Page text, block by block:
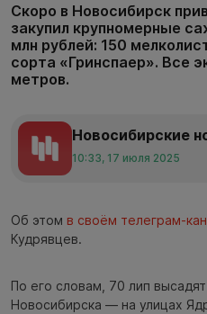
Скоро в Новосибирск
закупил крупномерные
млн рублей: 150
сорта «Гринспаер». Все
метров.
Новосибирские
10:33, 17 июля 2025
Об этом в своём телеграм-
Кудрявцев.
По его словам, 70 лип
Новосибирска — на улицах